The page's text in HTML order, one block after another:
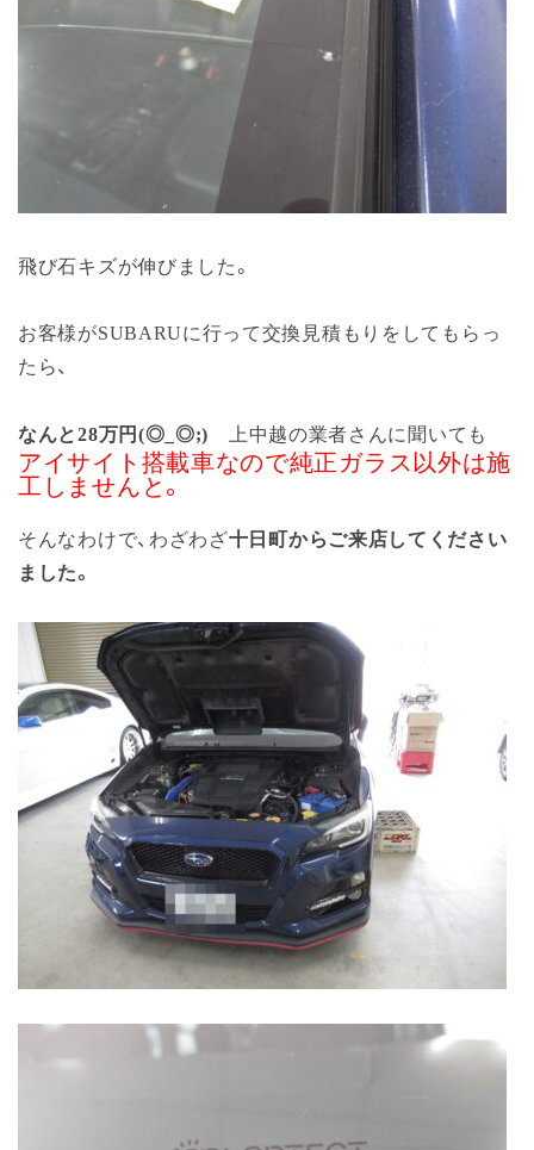
飛び石キズが伸びました。
お客様がSUBARUに行って交換見積もりをしてもらっ
たら、
なんと28万円(◎_◎;) 上中越の業者さんに聞いても
アイサイト搭載車なので純正ガラス以外は施
工しませんと。
そんなわけで、わざわざ十日町からご来店してください
ました。